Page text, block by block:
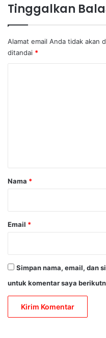
Tinggalkan
Alamat email Anda tidak akan
ditandai *
rNama *
Email *
Simpan nama, email, dan
untuk komentar saya